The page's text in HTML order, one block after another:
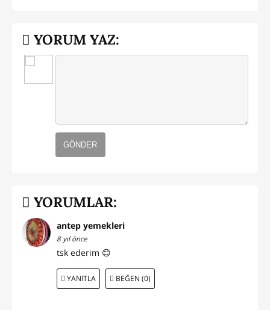
YORUM YAZ:
GÖNDER
YORUMLAR:
antep yemekleri
8 yıl önce
tsk ederim 😊
YANITLA BEĞEN (0)